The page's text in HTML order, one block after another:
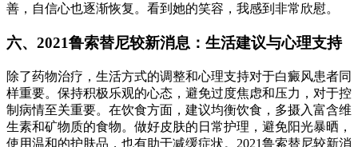
善，自信心也逐渐恢复。看到她的笑容，我感到非常欣慰。
六、2021鲁索替尼较新消息：生活建议与心理支持
除了药物治疗，生活方式的调整和心理支持对于白癜风患者同
样重要。保持积极乐观的心态，避免过度焦虑和压力，对于控
制病情至关重要。在饮食方面，建议均衡饮食，多摄入富含维
生素和矿物质的食物。做好皮肤的日常护理，避免阳光暴晒，
使用温和的护肤品，也有助于减缓症状。2021鲁索替尼较新消